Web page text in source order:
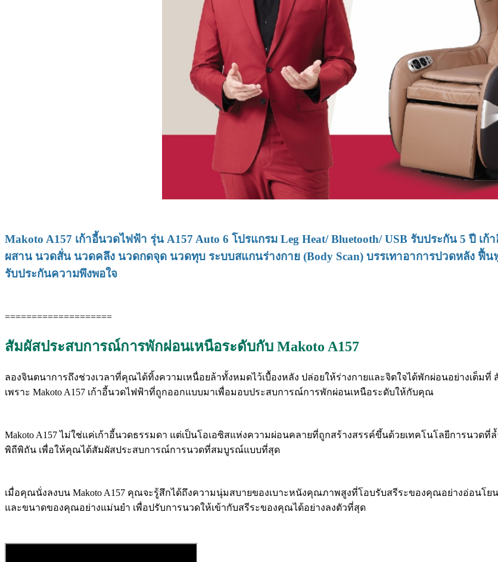
Makoto A157 เก้าอี้นวดไฟฟ้า รุ่น A157 Auto 6 โปรแกรม Leg Heat/ Bluetooth/ USB รับประกัน 5 ปี เ
ผสาน นวดสั่น นวดคลึง นวดกดจุด นวดทุบ ระบบสแกนร่างกาย (Body Scan) บรรเทาอาการปวดหลัง ฟื้
รับประกันความพึงพอใจ
====================
สัมผัสประสบการณ์การพักผ่อนเหนือระดับกับ Makoto A157
ลองจินตนาการถึงช่วงเวลาที่คุณได้ทิ้งความเหนื่อยล้าทั้งหมดไว้เบื้องหลัง ปล่อยให้ร่างกายและจิตใจได้พักผ่อนอย่างเ
เพราะ Makoto A157 เก้าอี้นวดไฟฟ้าที่ถูกออกแบบมาเพื่อมอบประสบการณ์การพักผ่อนเหนือระดับให้กับคุณ
Makoto A157 ไม่ใช่แค่เก้าอี้นวดธรรมดา แต่เป็นโอเอซิสแห่งความผ่อนคลายที่ถูกสร้างสรรค์ขึ้นด้วยเทคโนโลยีการนวด
พิถีพิถัน เพื่อให้คุณได้สัมผัสประสบการณ์การนวดที่สมบูรณ์แบบที่สุด
เมื่อคุณนั่งลงบน Makoto A157 คุณจะรู้สึกได้ถึงความนุ่มสบายของเบาะหนังคุณภาพสูงที่โอบรับสรีระของคุณอย่างอ่อนโย
และขนาดของคุณอย่างแม่นยำ เพื่อปรับการนวดให้เข้ากับสรีระของคุณได้อย่างลงตัวที่สุด